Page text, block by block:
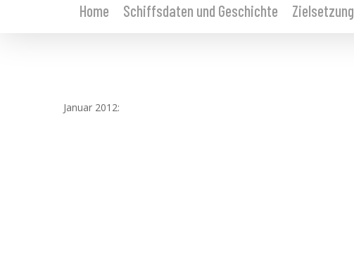
Home Schiffsdaten und Geschichte Zielsetzung
Januar 2012: